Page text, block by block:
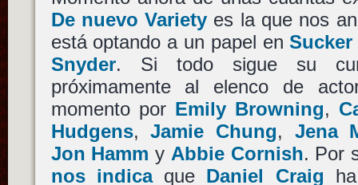
De nuevo Variety es la que nos
está optando a un papel en
Snyder. Si todo sigue su
próximamente al elenco de
momento por Emily Browning,
Hudgens,Jamie Chung, Jena
Jon Hamm y Abbie Cornish. Por
nos indicaque Daniel Craig